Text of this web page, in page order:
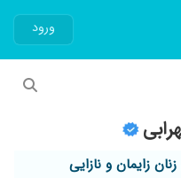
ورود
زایمان و نازایی